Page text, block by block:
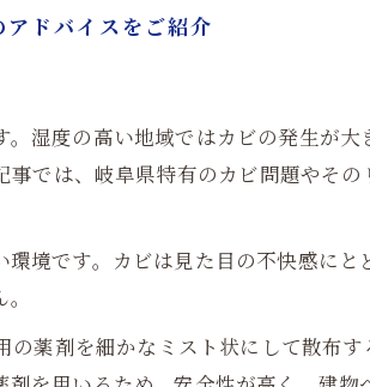
ドバイスをご紹介
湿度の高い地域ではカビの発生が
では、岐阜県特有のカビ問題やそ
境です。カビは見た目の不快感にと
薬剤を細かなミスト状にして散布